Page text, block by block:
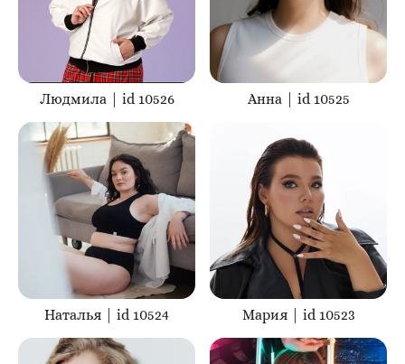
Людмила | id 10526 Анна | id 10525
Наталья | id 10524 Мария | id 10523